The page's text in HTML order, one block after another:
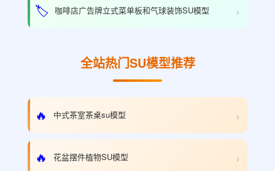
🏷️ 咖啡店广告牌立式菜单板和气球装饰SU模型 ›
全站热门SU模型推荐
🔥 中式茶室茶桌su模型 ›
🔥 花盆摆件植物SU模型 ›